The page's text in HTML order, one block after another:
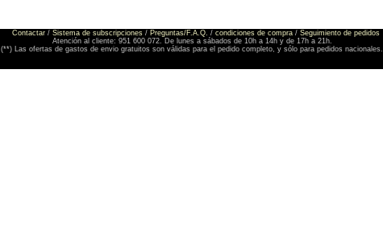
Contactar / Sistema de subscripciones / Preguntas/F.A.Q. / condiciones de compra / Seguimiento de pedidos
Atención al cliente: 951 600 072. De lunes a sábados de 10h a 14h y de 17h a 21h.
(**) Las ofertas de gastos de envio gratuitos son válidas para el pedido completo, y sólo para pedidos nacionales.